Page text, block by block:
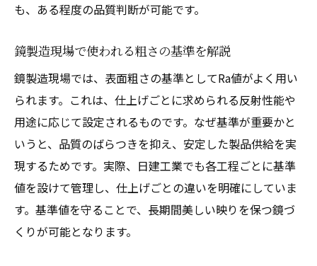
も、ある程度の品質判断が可能です。
鏡製造現場で使われる粗さの基準を解説
鏡製造現場では、表面粗さの基準としてRa値がよく用い
られます。これは、仕上げごとに求められる反射性能や
用途に応じて設定されるものです。なぜ基準が重要かと
いうと、品質のばらつきを抑え、安定した製品供給を実
現するためです。実際、日建工業でも各工程ごとに基準
値を設けて管理し、仕上げごとの違いを明確にしていま
す。基準値を守ることで、長期間美しい映りを保つ鏡づ
くりが可能となります。